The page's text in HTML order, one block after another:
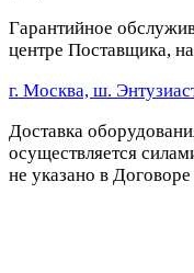
Гарантийное
центре Поставщика,
г. Москва, ш.
Доставка
осуществляется
не указано в Договоре